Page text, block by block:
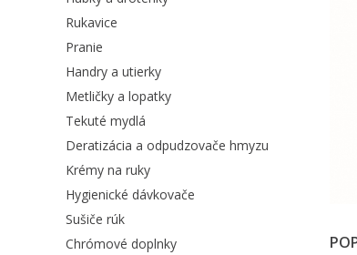
Rukavice
Pranie
Handry a utierky
Metličky a lopatky
Tekuté mydlá
Deratizácia a odpudzovače hmyzu
Krémy na ruky
Hygienické dávkovače
Sušiče rúk
Chrómové doplnky